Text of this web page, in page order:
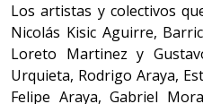
Los artistas y colectivos
Nicolás Kisic Aguirre,
Loreto Martinez y
Urquieta, Rodrigo Araya,
Felipe Araya, Gabriel